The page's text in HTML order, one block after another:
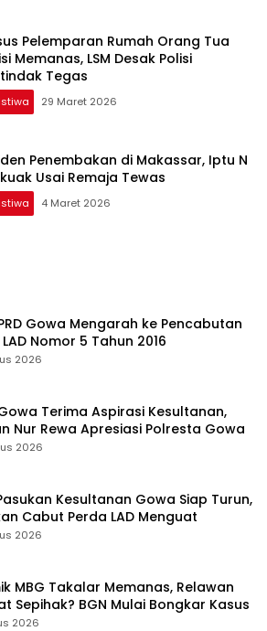
Pelemparan Rumah Orang Tua
Memanas, LSM Desak Polisi
Tegas
29 Maret 2026
Penembakan di Makassar, Iptu N
Usai Remaja Tewas
4 Maret 2026
Gowa Mengarah ke Pencabutan
Nomor 5 Tahun 2016
2026
Gowa Terima Aspirasi Kesultanan,
Nur Rewa Apresiasi Polresta Gowa
2026
Kesultanan Gowa Siap Turun,
Cabut Perda LAD Menguat
2026
MBG Takalar Memanas, Relawan
Sepihak? BGN Mulai Bongkar Kasus
2026